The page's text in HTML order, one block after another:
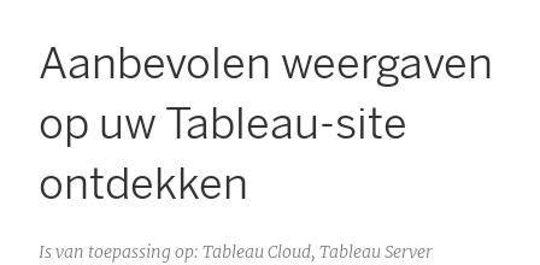
Aanbevolen weergaven
op uw Tableau-site
ontdekken
Is van toepassing op: Tableau Cloud, Tableau Server